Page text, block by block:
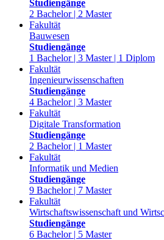
Studiengänge
2 Bachelor | 2 Master
Fakultät
Bauwesen
Studiengänge
1 Bachelor | 3 Master | 1 Diplom
Fakultät
Ingenieurwissenschaften
Studiengänge
4 Bachelor | 3 Master
Fakultät
Digitale Transformation
Studiengänge
2 Bachelor | 1 Master
Fakultät
Informatik und Medien
Studiengänge
9 Bachelor | 7 Master
Fakultät
Wirtschaftswissenschaft und
Studiengänge
6 Bachelor | 5 Master